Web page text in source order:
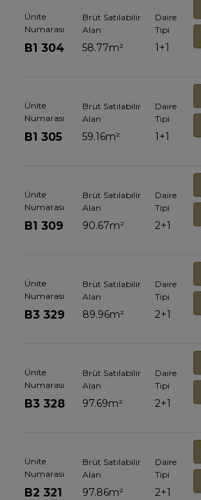
Ünite
Numarası
B1 304
Brüt Satılabilir
Alan
58.77m²
Daire
Tipi
1+1
Ünite
Numarası
B1 305
Brüt Satılabilir
Alan
59.16m²
Daire
Tipi
1+1
Ünite
Numarası
B1 309
Brüt Satılabilir
Alan
90.67m²
Daire
Tipi
2+1
Ünite
Numarası
B3 329
Brüt Satılabilir
Alan
89.96m²
Daire
Tipi
2+1
Ünite
Numarası
B3 328
Brüt Satılabilir
Alan
97.69m²
Daire
Tipi
2+1
Ünite
Numarası
B2 321
Brüt Satılabilir
Alan
97.86m²
Daire
Tipi
2+1